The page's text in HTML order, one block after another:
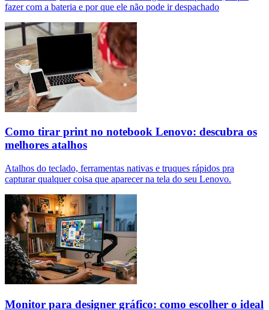
fazer com a bateria e por que ele não pode ir despachado
Como tirar print no notebook Lenovo: descubra os
melhores atalhos
Atalhos do teclado, ferramentas nativas e truques rápidos pra
capturar qualquer coisa que aparecer na tela do seu Lenovo.
Monitor para designer gráfico: como escolher o ideal